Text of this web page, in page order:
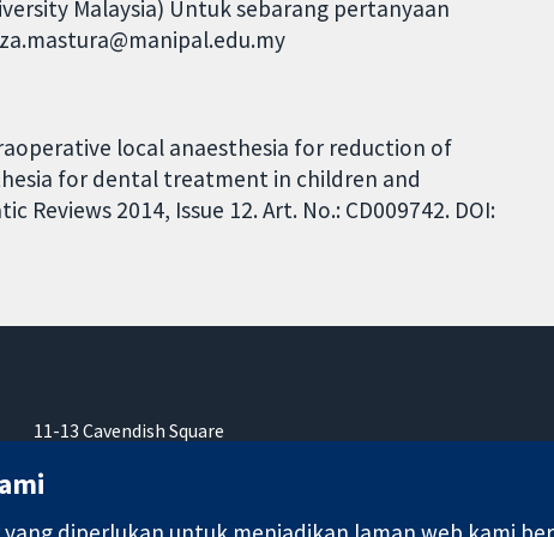
Malaysia) Untuk sebarang pertanyaan
local anaesthesia for reduction of
for dental treatment in children and
2014, Issue 12. Art. No.: CD009742. DOI:
11-13 Cavendish Square
W1G 0AN